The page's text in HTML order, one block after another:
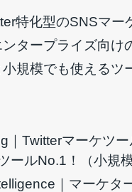
特化型のSNSマー
タープライズ向け
規模でも使えるツ
｜Twitterマーケツー
ールNo.1！（小規
｜マーケタ